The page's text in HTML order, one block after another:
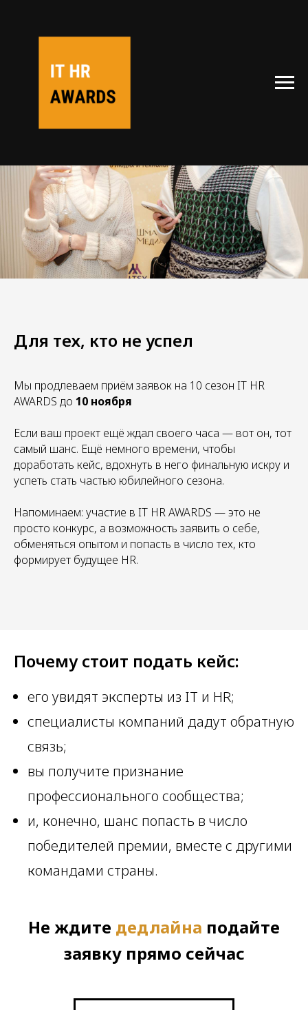
Для тех, кто не успел
Мы продлеваем приём заявок на 10 сезон IT HR
AWARDS до 10 ноября
Если ваш проект ещё ждал своего часа — вот он, тот
самый шанс. Ещё немного времени, чтобы
доработать кейс, вдохнуть в него финальную искру и
успеть стать частью юбилейного сезона.
Напоминаем: участие в IT HR AWARDS — это не
просто конкурс, а возможность заявить о себе,
обменяться опытом и попасть в число тех, кто
формирует будущее HR.
Почему стоит подать кейс:
его увидят эксперты из IT и HR;
специалисты компаний дадут обратную
связь;
вы получите признание
профессионального сообщества;
и, конечно, шанс попасть в число
победителей премии, вместе с другими
командами страны.
Не ждите дедлайна подайте
заявку прямо сейчас